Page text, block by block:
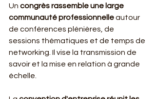
Un congrès rassemble une large
communauté professionnelle autour
de conférences plénières, de
sessions thématiques et de temps de
networking. Il vise la transmission de
savoir et la mise en relation à grande
échelle.